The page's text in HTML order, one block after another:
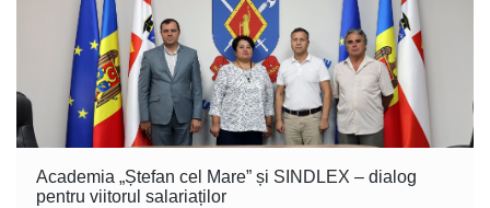
Academia „Ștefan cel Mare” și SINDLEX – dialog
pentru viitorul salariaților